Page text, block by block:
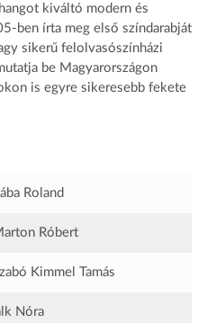
kiváltó modern és
ben írta meg első színdarabját
sikerű felolvasószínházi
be Magyarországon
is egyre sikeresebb fekete
Roland
Róbert
Kimmel Tamás
Nóra